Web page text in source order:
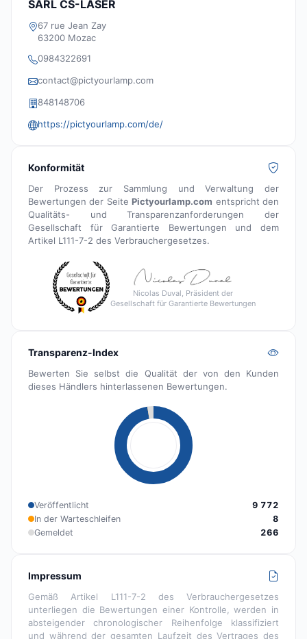
SARL CS-LASER
67 rue Jean Zay
63200 Mozac
0984322691
contact@pictyourlamp.com
848148706
https://pictyourlamp.com/de/
Konformität
Der Prozess zur Sammlung und Verwaltung der
Bewertungen der SeitePictyourlamp.com entspricht den
Qualitäts- und Transparenzanforderungen der
Gesellschaft für Garantierte Bewertungen und dem
Artikel L111-7-2 des Verbrauchergesetzes.
Nicolas Duval, Präsident der
Gesellschaft für Garantierte Bewertungen
Transparenz-Index
Bewerten Sie selbst die Qualität der von den Kunden
dieses Händlers hinterlassenen Bewertungen.
Veröffentlicht
9 772
In der Warteschleifen
8
Gemeldet
266
Impressum
Gemäß Artikel L111-7-2 des Verbrauchergesetzes
unterliegen die Bewertungen einer Kontrolle, werden in
absteigender chronologischer Reihenfolge klassifiziert
und während der gesamten Laufzeit des Vertrages des